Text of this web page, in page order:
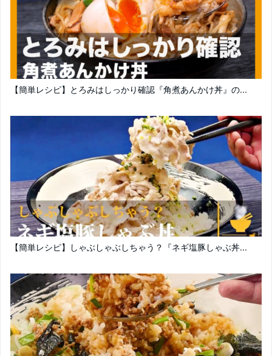
【簡単レシピ】とろみはしっかり確認『角煮あんかけ丼』の...
【簡単レシピ】しゃぶしゃぶしちゃう？『ネギ塩豚しゃぶ丼...